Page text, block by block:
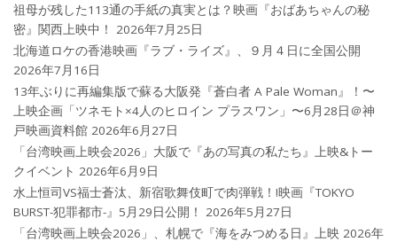
祖母が残した113通の手紙の真実とは？映画『おばあちゃんの秘
密』関西上映中！
2026年7月25日
北海道ロケの香港映画『ラブ・ライズ』、９月４日に全国公開
2026年7月16日
13年ぶりに再編集版で蘇る大阪発『蒼白者 A Pale Woman』！〜
上映企画「ツネモト×4人のヒロイン プラスワン」〜6月28日＠神
戸映画資料館 2026年6月27日
「台湾映画上映会2026」大阪で『あの写真の私たち』上映&トー
クイベント 2026年6月9日
水上恒司VS福士蒼汰、新宿歌舞伎町で肉弾戦！!映画『TOKYO
BURST-犯罪都市-』5月29日公開！
2026年5月27日
「台湾映画上映会2026」、札幌で『海をみつめる日』上映 2026年